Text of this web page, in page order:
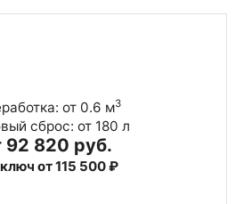
от 0.6 м3
сброс: от 180 л
92 820 руб.
от 115 500 ₽